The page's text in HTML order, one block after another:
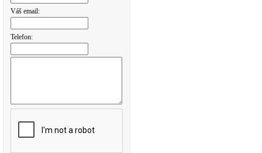
Váš email:
Telefon: